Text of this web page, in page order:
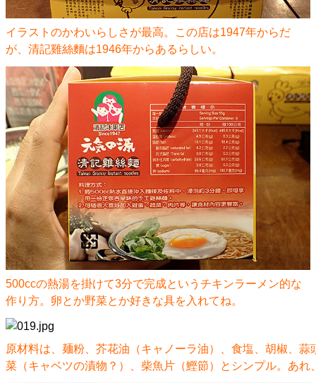
イラストのかわいらしさが最高。この店は1947年からだ
が、清記雞絲麵は1946年からあるらしい。
500ccの熱湯を掛けて3分で完成というチキンラーメン的な
作り方。卵とか野菜とか好きな具を入れてね。
原材料は、麺粉、芥花油（キャノーラ油）、食塩、胡椒、
菜（キャベツの漬物？）、柴魚片（鰹節）とシンプル。あれ